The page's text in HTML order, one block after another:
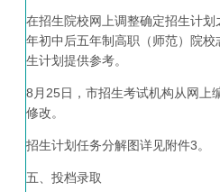
在招生院校网上调整确定招生计
年初中后五年制高职（师范）院
生计划提供参考。
8月25日，市招生考试机构从网上
修改。
招生计划任务分解图详见附件3。
五、投档录取